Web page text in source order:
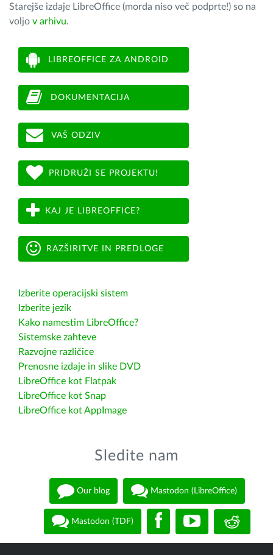
Starejše izdaje LibreOffice (morda niso več podprte!) so na
voljo v arhivu.
LIBREOFFICE ZA ANDROID
DOKUMENTACIJA
VAŠ ODZIV
PRIDRUŽI SE PROJEKTU!
KAJ JE LIBREOFFICE?
RAZŠIRITVE IN PREDLOGE
Izberite operacijski sistem
Izberite jezik
Kako namestim LibreOffice?
Sistemske zahteve
Razvojne različice
Prenosne izdaje in slike DVD
LibreOffice kot Flatpak
LibreOffice kot Snap
LibreOffice kot AppImage
Sledite nam
Our blog Mastodon (LibreOffice)
Mastodon (TDF)